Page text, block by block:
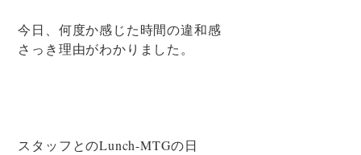
今日、何度か感じた時間の違和感
さっき理由がわかりました。
スタッフとのLunch-MTGの日